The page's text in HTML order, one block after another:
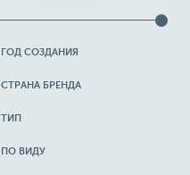
ГОД СОЗДАНИЯ
СТРАНА БРЕНДА
ТИП
ПО ВИДУ